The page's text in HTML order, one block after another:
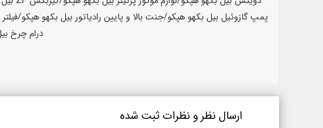
ارسال نظر و نظرات ثبت شده